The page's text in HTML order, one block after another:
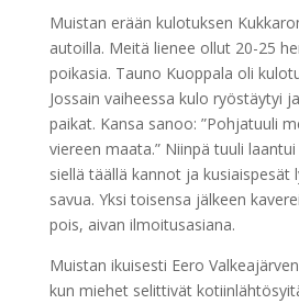
Muistan erään kulotuksen
autoilla. Meitä lienee ollut 20-25
poikasia. Tauno Kuoppala oli
Jossain vaiheessa kulo ryöstäytyi
paikat. Kansa sanoo: ”Pohjatuuli
viereen maata.” Niinpä tuuli
siellä täällä kannot ja kusiaispesät
savua. Yksi toisensa jälkeen
pois, aivan ilmoitusasiana.
Muistan ikuisesti Eero
kun miehet selittivät